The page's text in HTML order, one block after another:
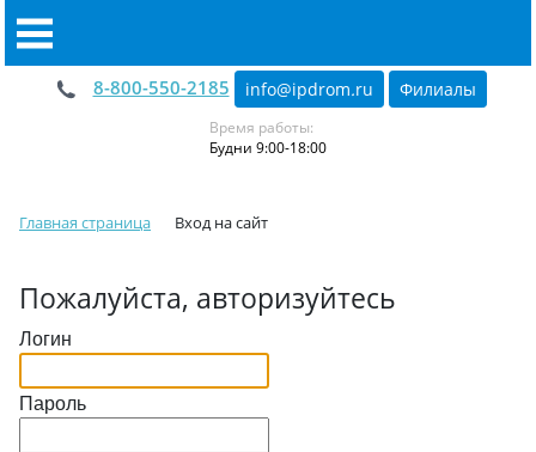
8-800-550-2185 info@ipdrom.ru Филиалы
Время работы:
Будни 9:00-18:00
Главная страница Вход на сайт
Пожалуйста, авторизуйтесь
Логин
Пароль